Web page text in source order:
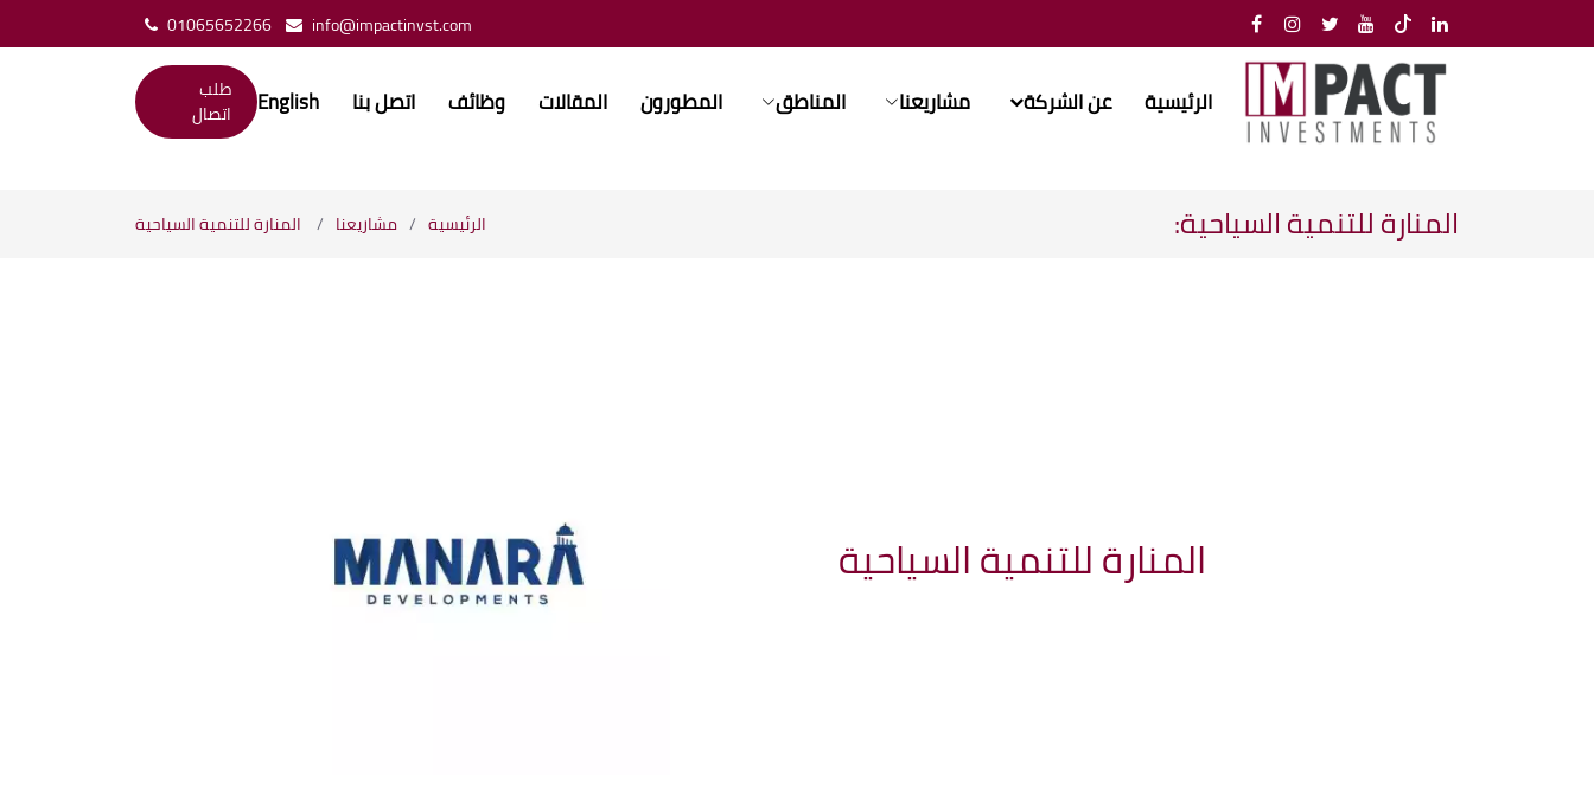
01065652266 info@impactinvst.com
الرئيسية عن الشركة مشاريعنا المناطق المطورون المقالات وظائف اتصل بنا English
طلب
اتصال
المنارة للتنمية السياحية: الرئيسية مشاريعنا المنارة للتنمية السياحية
المنارة للتنمية السياحية